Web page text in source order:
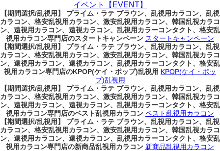
イベント【EVENT】
【期間選択/乱視用】 プライム・ラテ ブラウン、乱視用カラコン、乱視
カラコン、格安乱視用カラコン、激安乱視用カラコン、韓国乱視カラコ
ン、遠視用カラコン、遠視カラコン、乱視用カラーコンタクト、格安乱
視用カラコン専門店のスタートキャンペーン スタートキャンペーン
【期間選択/乱視用】 プライム・ラテ ブラウン、乱視用カラコン、乱視
カラコン、格安乱視用カラコン、激安乱視用カラコン、韓国乱視カラコ
ン、遠視用カラコン、遠視カラコン、乱視用カラーコンタクト、格安乱
視用カラコン専門店のKPOP(ケイ・ポップ)乱視用 KPOP(ケイ・ポッ
プ)乱視用
【期間選択/乱視用】 プライム・ラテ ブラウン、乱視用カラコン、乱視
カラコン、格安乱視用カラコン、激安乱視用カラコン、韓国乱視カラコ
ン、遠視用カラコン、遠視カラコン、乱視用カラーコンタクト、格安乱
視用カラコン専門店のベスト乱視用カラコン ベスト乱視用カラコン
【期間選択/乱視用】 プライム・ラテ ブラウン、乱視用カラコン、乱視
カラコン、格安乱視用カラコン、激安乱視用カラコン、韓国乱視カラコ
ン、遠視用カラコン、遠視カラコン、乱視用カラーコンタクト、格安乱
視用カラコン専門店の新商品乱視用カラコン 新商品乱視用カラコン